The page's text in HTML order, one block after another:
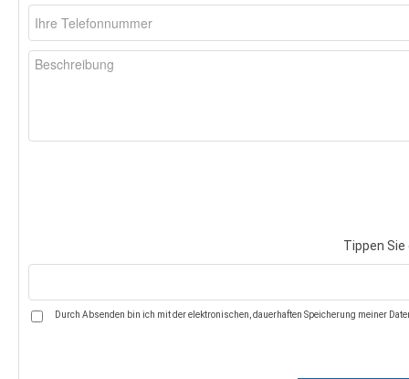
Tippen Sie
Durch Absenden bin ich mit der elektronischen, dauerhaften Speicherung meiner